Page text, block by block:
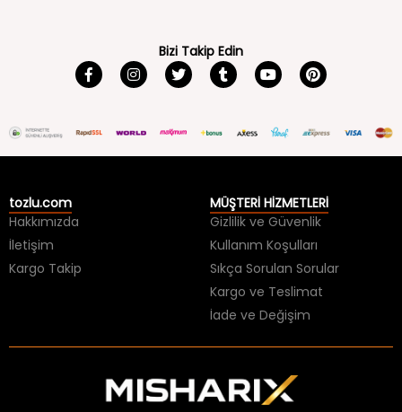
Bizi Takip Edin
tozlu.com
Hakkımızda
İletişim
Kargo Takip
MÜŞTERİ HİZMETLERİ
Gizlilik ve Güvenlik
Kullanım Koşulları
Sıkça Sorulan Sorular
Kargo ve Teslimat
İade ve Değişim